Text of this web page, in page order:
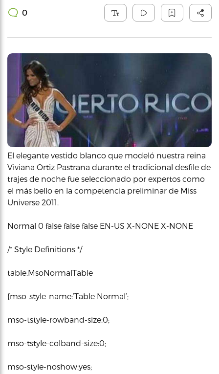
0
El elegante vestido blanco que modeló nuestra reina
Viviana Ortiz Pastrana durante el tradicional desfile de
trajes de noche fue seleccionado por expertos como
el más bello en la competencia preliminar de Miss
Universe 2011.
Normal 0 false false false EN-US X-NONE X-NONE
/* Style Definitions */
table.MsoNormalTable
{mso-style-name:’Table Normal’;
mso-tstyle-rowband-size:0;
mso-tstyle-colband-size:0;
mso-style-noshow:yes;